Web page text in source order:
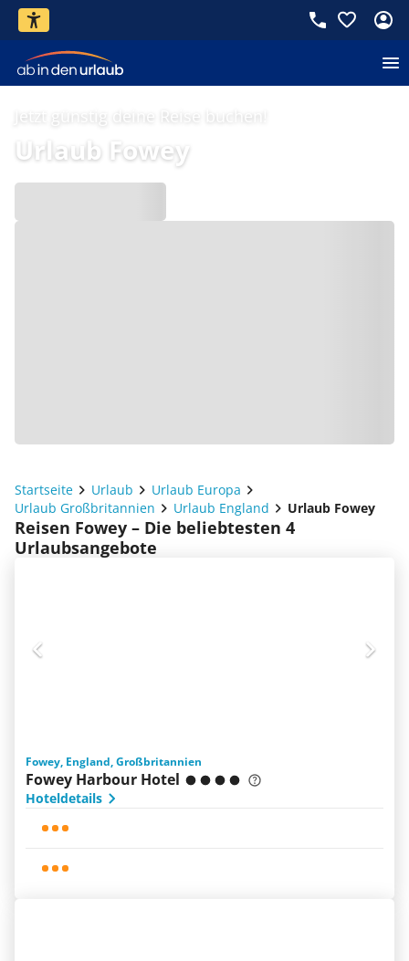
Jetzt günstig deine Reise buchen!
Urlaub Fowey
Startseite Urlaub
Urlaub Europa
Urlaub Großbritannien
Urlaub England Urlaub Fowey
Reisen Fowey – Die beliebtesten 4
Urlaubsangebote
Fowey, England, Großbritannien
Fowey Harbour Hotel
Hoteldetails